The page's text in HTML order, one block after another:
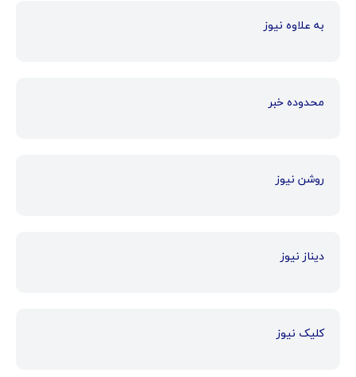
به علاوه نیوز
محدوده خبر
روشن نیوز
دیناز نیوز
کلیک نیوز